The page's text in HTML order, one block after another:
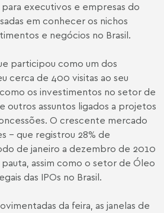
executivos e empresas do
em conhecer os nichos
e negócios no Brasil.
participou como um dos
cerca de 400 visitas ao seu
os investimentos no setor de
outros assuntos ligados a projetos
O crescente mercado
– que registrou 28% de
de janeiro a dezembro de 2010
assim como o setor de Óleo
das IPOs no Brasil.
da feira, as janelas de